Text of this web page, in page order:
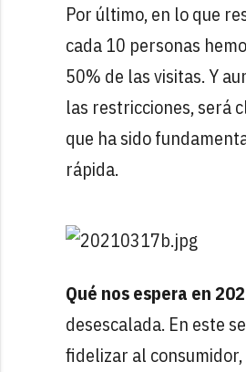
Por último, en lo que
cada 10 personas
50% de las visitas. Y
las restricciones, será
que ha sido
rápida.
Qué nos espera en
desescalada. En este
fidelizar al